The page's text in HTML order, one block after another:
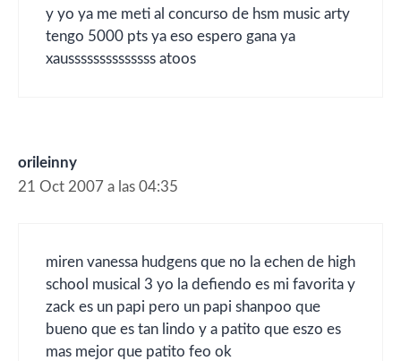
y yo ya me meti al concurso de hsm music arty
tengo 5000 pts ya eso espero gana ya
xaussssssssssssss atoos
orileinny
21 Oct 2007 a las 04:35
miren vanessa hudgens que no la echen de high
school musical 3 yo la defiendo es mi favorita y
zack es un papi pero un papi shanpoo que
bueno que es tan lindo y a patito que eszo es
mas mejor que patito feo ok